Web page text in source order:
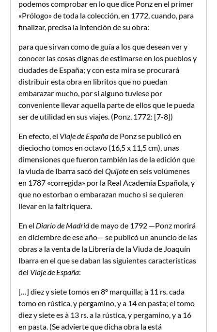
podemos comprobar en lo que dice Ponz en el primer
«Prólogo» de toda la colección, en 1772, cuando, para
finalizar, precisa la intención de su obra:
para que sirvan como de guía a los que desean ver y
conocer las cosas dignas de estimarse en los pueblos y
ciudades de España; y con esta mira se procurará
distribuir esta obra en libritos que no puedan
embarazar mucho, por si alguno tuviese por
conveniente llevar aquella parte de ellos que le pueda
ser de utilidad en sus viajes. (Ponz, 1772: [7-8])
En efecto, el Viaje de Españade Ponz se publicó en
dieciocho tomos en octavo (16,5 x 11,5 cm), unas
dimensiones que fueron también las de la edición que
la viuda de Ibarra sacó delQuijoteen seis volúmenes
en 1787 «corregida» por la Real Academia Española, y
que no estorban o embarazan mucho si se quieren
llevar en la faltriquera.
En el Diario de Madridde mayo de 1792 —Ponz morirá
en diciembre de ese año— se publicó un anuncio de las
obras a la venta de la Librería de la Viuda de Joaquín
Ibarra en el que se daban las siguientes características
del Viaje de España:
[…] diez y siete tomos en 8º marquilla; à 11 rs. cada
tomo en rústica, y pergamino, y a 14 en pasta; el tomo
diez y siete es à 13 rs. a la rústica, y pergamino, y a 16
en pasta. (Se advierte que dicha obra la está